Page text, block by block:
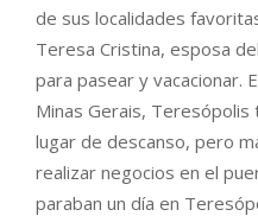
de sus localidades
Teresa Cristina, esposa
para pasear y vacacionar.
Minas Gerais,
lugar de descanso, pero
realizar negocios en el
paraban un día en